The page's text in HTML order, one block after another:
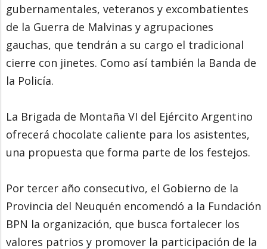
gubernamentales, veteranos y excombatientes
de la Guerra de Malvinas y agrupaciones
gauchas, que tendrán a su cargo el tradicional
cierre con jinetes. Como así también la Banda de
la Policía.
La Brigada de Montaña VI del Ejército Argentino
ofrecerá chocolate caliente para los asistentes,
una propuesta que forma parte de los festejos.
Por tercer año consecutivo, el Gobierno de la
Provincia del Neuquén encomendó a la Fundación
BPN la organización, que busca fortalecer los
valores patrios y promover la participación de la